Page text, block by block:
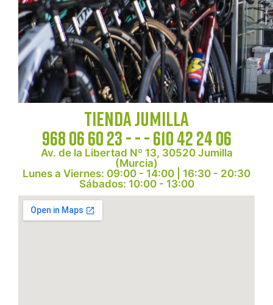
Tienda Jumilla
968 06 60 23 - - - 610 42 24 06
Av. de la Libertad Nº 13, 30520 Jumilla
(Murcia)
Lunes a Viernes: 09:00 - 14:00 | 16:30 - 20:30
Sábados: 10:00 - 13:00